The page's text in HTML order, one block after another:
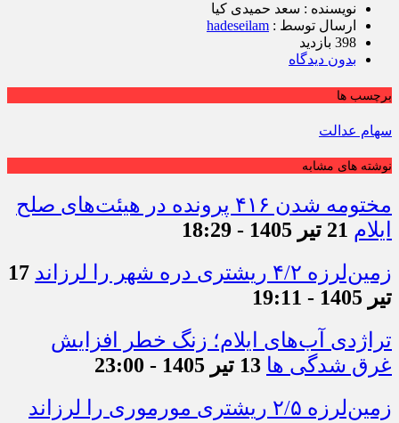
نویسنده : سعد حمیدی کیا
ارسال توسط : hadeseilam
398 بازدید
بدون دیدگاه
برچسب ها
سهام عدالت
نوشته های مشابه
مختومه شدن ۴۱۶ پرونده در هیئت‌های صلح
ایلام 21 تیر 1405 - 18:29
زمین‌لرزه ۴/۲ ریشتری دره شهر را لرزاند
17
تیر 1405 - 19:11
تراژدی آب‌های ایلام؛ زنگ خطر افزایش
غرق شدگی ها 13 تیر 1405 - 23:00
زمین‌لرزه ۲/۵ ریشتری مورموری را لرزاند